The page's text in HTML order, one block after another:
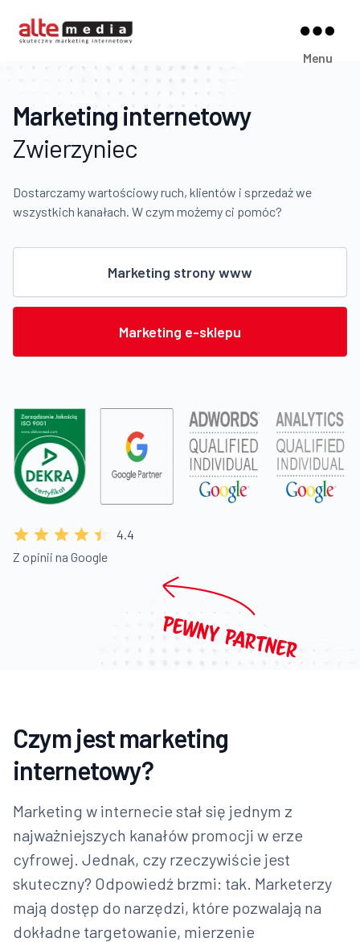
Menu
Marketing internetowy
Zwierzyniec
Dostarczamy wartościowy ruch, klientów i sprzedaż we
wszystkich kanałach. W czym możemy ci pomóc?
Marketing strony www
Marketing e-sklepu
4.4
Z opinii na Google
Czym jest marketing
internetowy?
Marketing w internecie stał się jednym z
najważniejszych kanałów promocji w erze
cyfrowej. Jednak, czy rzeczywiście jest
skuteczny? Odpowiedź brzmi: tak. Marketerzy
mają dostęp do narzędzi, które pozwalają na
dokładne targetowanie, mierzenie